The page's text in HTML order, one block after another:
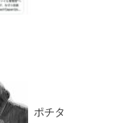
ポチタ